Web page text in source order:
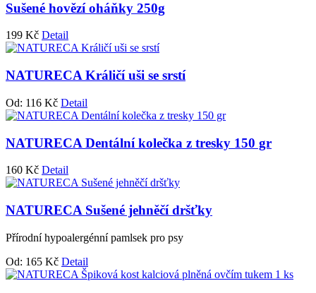
Sušené hovězí oháňky 250g
199 Kč Detail
NATURECA Králičí uši se srstí
Od: 116 Kč Detail
NATURECA Dentální kolečka z tresky 150 gr
160 Kč Detail
NATURECA Sušené jehněčí dršťky
Přírodní hypoalergénní pamlsek pro psy
Od: 165 Kč Detail